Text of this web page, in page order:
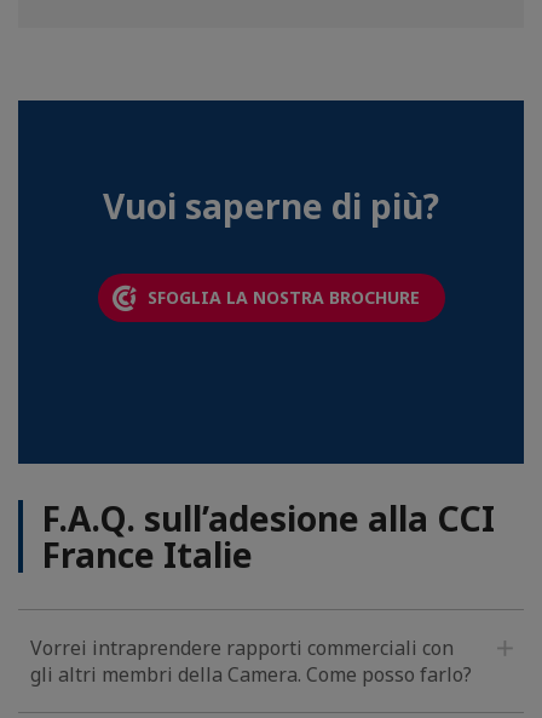
Vuoi saperne di più?
SFOGLIA LA NOSTRA BROCHURE
F.A.Q. sull’adesione alla CCI
France Italie
Vorrei intraprendere rapporti commerciali con
gli altri membri della Camera. Come posso farlo?